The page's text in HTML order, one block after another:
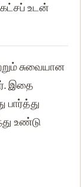
உடன்
சுவையான
இதை
பார்த்து
உண்டு